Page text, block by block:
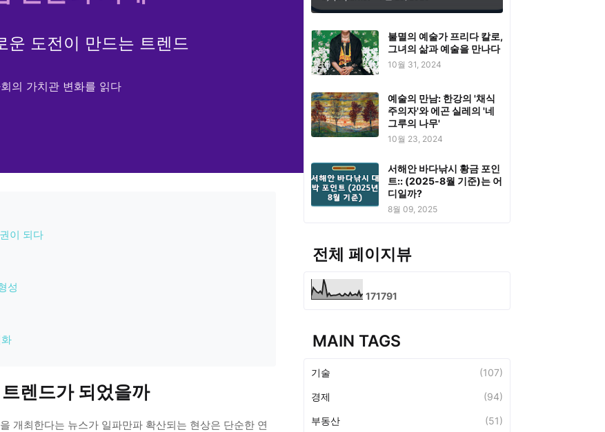
운 도전이 만드는 트렌드
의 가치관 변화를 읽다
이 되다
성
렌드가 되었을까
개최한다는 뉴스가 일파만파 확산되는 현상은 단순한 연
불멸의 예술가 프리다 칼로,
그녀의 삶과 예술을 만나다
10월 31, 2024
예술의 만남: 한강의 '채식
주의자'와 에곤 실레의 '네
그루의 나무'
10월 23, 2024
서해안 바다낚시 황금 포인
트:: (2025-8월 기준)는 어
디일까?
8월 09, 2025
전체 페이지뷰
171791
MAIN TAGS
기술 (107)
경제 (94)
부동산 (51)